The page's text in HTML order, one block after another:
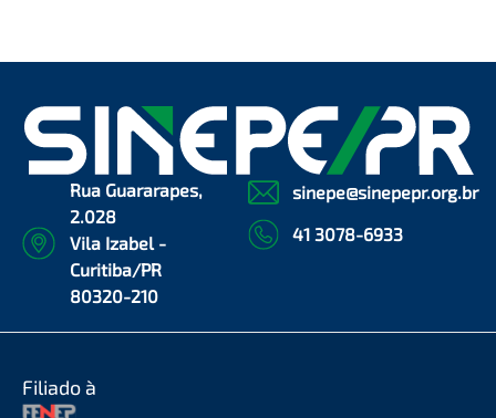
Rua Guararapes,
2.028
Vila Izabel -
Curitiba/PR
80320-210
sinepe@sinepepr.org.br
41 3078-6933
Filiado à